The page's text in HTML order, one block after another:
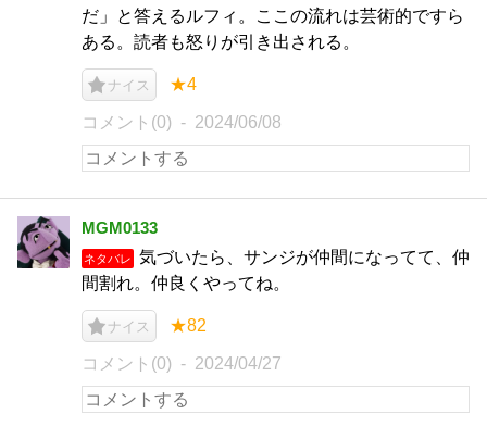
だ」と答えるルフィ。ここの流れは芸術的ですら
ある。読者も怒りが引き出される。
ナイス ★4
コメント(0) 2024/06/08
MGM0133
ネタバレ
気づいたら、サンジが仲間になってて、仲
間割れ。仲良くやってね。
ナイス ★82
コメント(0) 2024/04/27